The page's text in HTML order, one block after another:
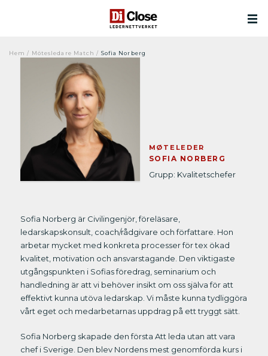
Hem / Mötesledare Match / Sofia Norberg
MØTELEDER
SOFIA NORBERG
Grupp: Kvalitetschefer
Sofia Norberg är Civilingenjör, föreläsare,
ledarskapskonsult, coach/rådgivare och författare. Hon
arbetar mycket med konkreta processer för tex ökad
kvalitet, motivation och ansvarstagande. Den viktigaste
utgångspunkten i Sofias föredrag, seminarium och
handledning är att vi behöver insikt om oss själva för att
effektivt kunna utöva ledarskap. Vi måste kunna tydliggöra
vårt eget och medarbetarnas uppdrag på ett tryggt sätt.
Sofia Norberg skapade den första Att leda utan att vara
chef i Sverige. Den blev Nordens mest genomförda kurs i